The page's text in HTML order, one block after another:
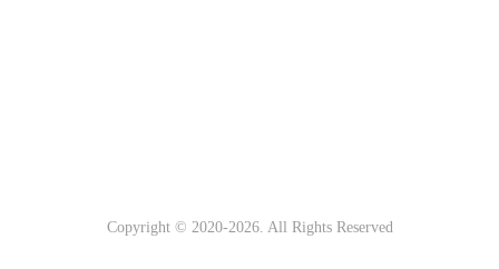
Copyright © 2020-2026. All Rights Reserved